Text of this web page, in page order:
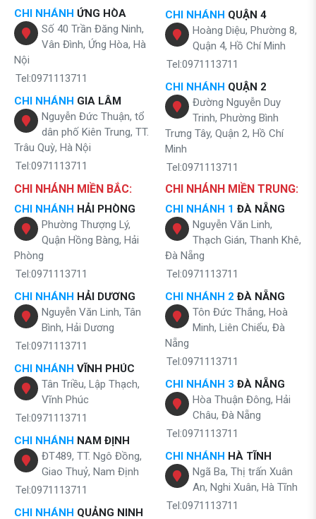
CHI NHÁNH ỨNG HÒA
Số 40 Trần Đăng Ninh,
Vân Đình, Ứng Hòa, Hà
Nội
Tel:0971113711
CHI NHÁNH GIA LÂM
Nguyễn Đức Thuận, tổ
dân phố Kiên Trung, TT.
Trâu Quỳ, Hà Nội
Tel:0971113711
CHI NHÁNH QUẬN 4
Hoàng Diệu, Phường 8,
Quận 4, Hồ Chí Minh
Tel:0971113711
CHI NHÁNH QUẬN 2
Đường Nguyễn Duy
Trinh, Phường Bình
Trưng Tây, Quận 2, Hồ Chí
Minh
Tel:0971113711
CHI NHÁNH MIỀN BẮC:
CHI NHÁNH HẢI PHÒNG
Phường Thượng Lý,
Quận Hồng Bàng, Hải
Phòng
Tel:0971113711
CHI NHÁNH HẢI DƯƠNG
Nguyễn Văn Linh, Tân
Bình, Hải Dương
Tel:0971113711
CHI NHÁNH VĨNH PHÚC
Tân Triều, Lập Thạch,
Vĩnh Phúc
Tel:0971113711
CHI NHÁNH NAM ĐỊNH
ĐT489, TT. Ngô Đồng,
Giao Thuỷ, Nam Định
Tel:0971113711
CHI NHÁNH QUẢNG NINH
CHI NHÁNH MIỀN TRUNG:
CHI NHÁNH 1 ĐÀ NẴNG
Nguyễn Văn Linh,
Thạch Gián, Thanh Khê,
Đà Nẵng
Tel:0971113711
CHI NHÁNH 2 ĐÀ NẴNG
Tôn Đức Thắng, Hoà
Minh, Liên Chiểu, Đà
Nẵng
Tel:0971113711
CHI NHÁNH 3 ĐÀ NẴNG
Hòa Thuận Đông, Hải
Châu, Đà Nẵng
Tel:0971113711
CHI NHÁNH HÀ TĨNH
Ngã Ba, Thị trấn Xuân
An, Nghi Xuân, Hà Tĩnh
Tel:0971113711